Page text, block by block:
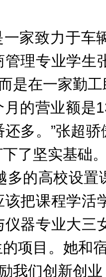
一家致力于
管理专业学生
是在一家勤
月的营业额是
多。”张超
了坚实基础
多的高校设
把课程学活
仪器专业大三
项目。她和
我们创新创